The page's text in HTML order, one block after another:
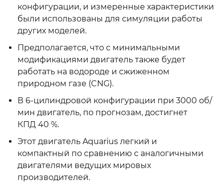
конфигурации, и измеренные характеристики
были использованы для симуляции работы
других моделей.
Предполагается, что с минимальными
модификациями двигатель также будет
работать на водороде и сжиженном
природном газе (CNG).
В 6-цилиндровой конфигурации при 3000 об/
мин двигатель, по прогнозам, достигнет
КПД 40 %.
Этот двигатель Aquarius легкий и
компактный по сравнению с аналогичными
двигателями ведущих мировых
производителей.